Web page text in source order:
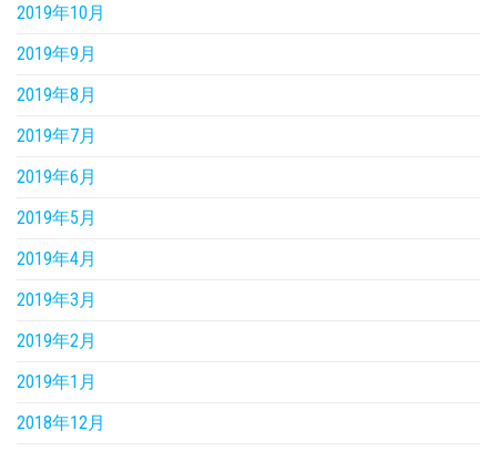
2019年10月
2019年9月
2019年8月
2019年7月
2019年6月
2019年5月
2019年4月
2019年3月
2019年2月
2019年1月
2018年12月